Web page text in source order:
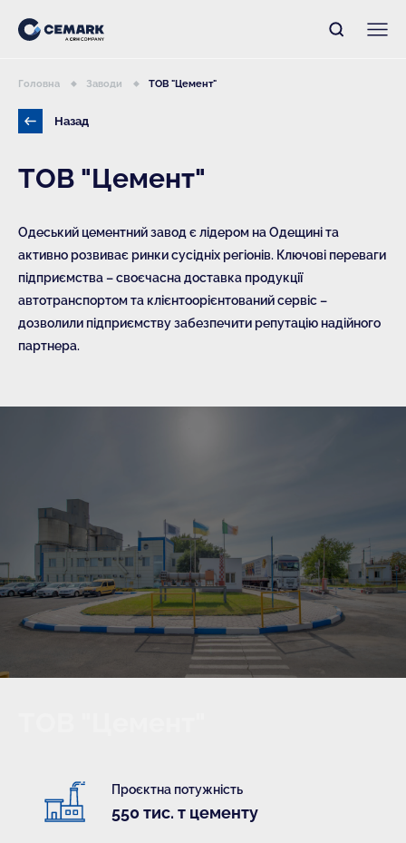
Назад
Головна Заводи ТОВ "Цемент"
ТОВ "Цемент"
Одеський цементний завод є лідером на Одещині та
активно розвиває ринки сусідніх регіонів. Ключові переваги
підприємства – своєчасна доставка продукції
автотранспортом та клієнтоорієнтований сервіс –
дозволили підприємству забезпечити репутацію надійного
партнера.
Проєктна потужність
550 тис. т цементу